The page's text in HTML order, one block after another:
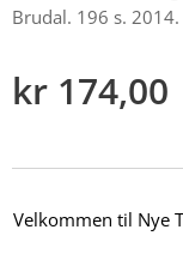
Brudal. 196 s. 2014.
kr 174,00
Velkommen til Nye